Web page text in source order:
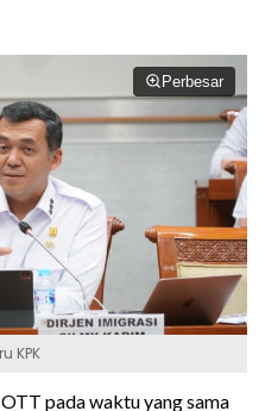
Perbesar
KPK
pada waktu yang sama